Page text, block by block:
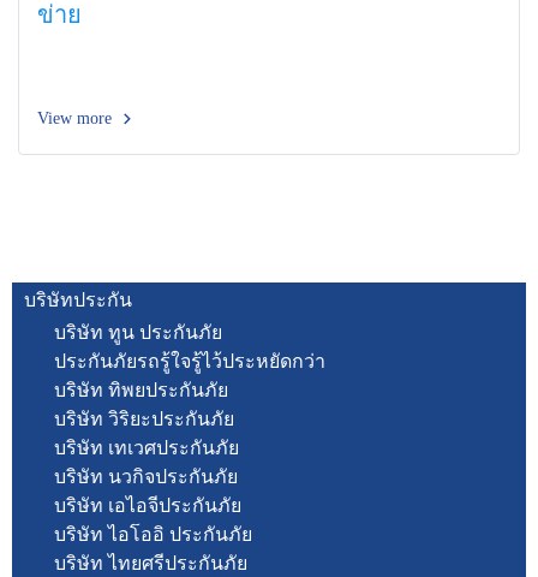
ข่าย
View more
บริษัทประกัน
บริษัท ทูน ประกันภัย
ประกันภัยรถรู้ใจรู้ไว้ประหยัดกว่า
บริษัท ทิพยประกันภัย
บริษัท วิริยะประกันภัย
บริษัท เทเวศประกันภัย
บริษัท นวกิจประกันภัย
บริษัท เอไอจีประกันภัย
บริษัท ไอโออิ ประกันภัย
บริษัท ไทยศรีประกันภัย